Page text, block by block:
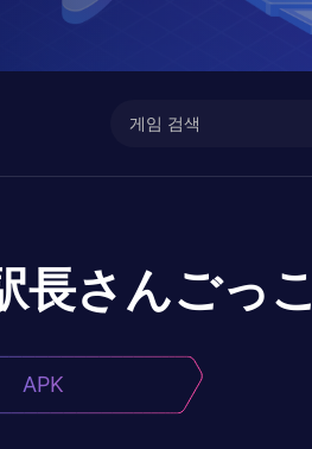
長さんごっこ
APK